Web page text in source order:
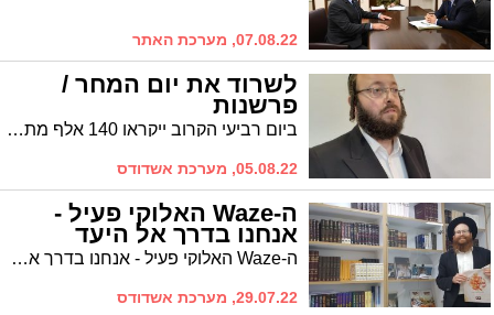
07.08.22, מערכת האתר
לשרוד את יום המחר /
פרשנות
ביום רביעי הקרוב ייקראו 140 אלף מתפקדי הליכוד כדי לבחור את רשימת המפלגה לכנסת הבאה שתהיה רלוונטית על פי הסקר הכי אופטימי ל-37 אנשים * הבריתות השקטות, הדילים בין מוקדי הכח, האיומים בחיסולים פוליטיים, ההתנגשויות בצמרת המפלגה, צמתי האינטרסים והבחישה הבלתי נגמרת של בנימין נתניהו * הטור הפוליטי של מאיר ברגר
05.08.22, מערכת אשדודס
ה-Waze האלוקי פעיל -
אנחנו בדרך אל היעד
ה-Waze האלוקי פעיל - אנחנו בדרך אל היעד // הרב יוסף יצחק מרגליות עם רעיון קצר לפרשת השבוע, פרשת מסעי
29.07.22, מערכת אשדודס